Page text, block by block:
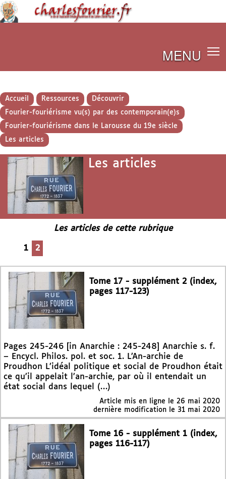
MENU
Accueil Ressources
Découvrir
Fourier-fouriérisme vu(s) par des contemporain(e)s
Fourier-fouriérisme dans le Larousse du 19e siècle
Les articles
Les articles
Les articles de cette rubrique
1 2
Tome 17 - supplément 2 (index,
pages 117-123)
Pages 245-246 [in Anarchie : 245-248] Anarchie s. f.
– Encycl. Philos. pol. et soc. 1. L’An-archie de
Proudhon L’idéal politique et social de Proudhon était
ce qu’il appelait l’an-archie, par où il entendait un
état social dans lequel (…)
Article mis en ligne le 26 mai 2020
dernière modification le 31 mai 2020
Tome 16 - supplément 1 (index,
pages 116-117)